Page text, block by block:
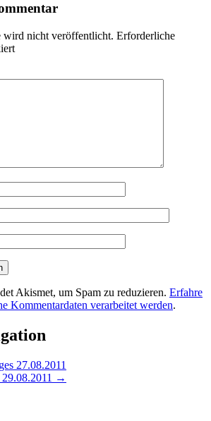
wird nicht veröffentlicht. Erforderliche
Akismet, um Spam zu reduzieren. Erfahre
Kommentardaten verarbeitet werden.
27.08.2011
→